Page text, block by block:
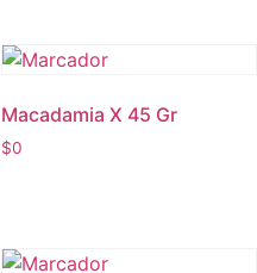
Macadamia X 45 Gr
$0